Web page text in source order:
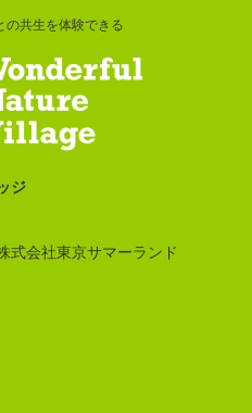
の共生を体験できる
ジ
式会社東京サマーランド